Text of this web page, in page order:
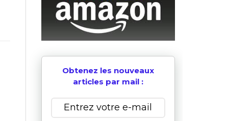
Obtenez les nouveaux
articles par mail :